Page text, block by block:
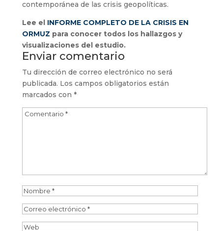
contemporánea de las crisis geopolíticas.
Lee el INFORME COMPLETO DE LA CRISIS EN
ORMUZ para conocer todos los hallazgos y
visualizaciones del estudio.
Enviar comentario
Tu dirección de correo electrónico no será
publicada. Los campos obligatorios están
marcados con *